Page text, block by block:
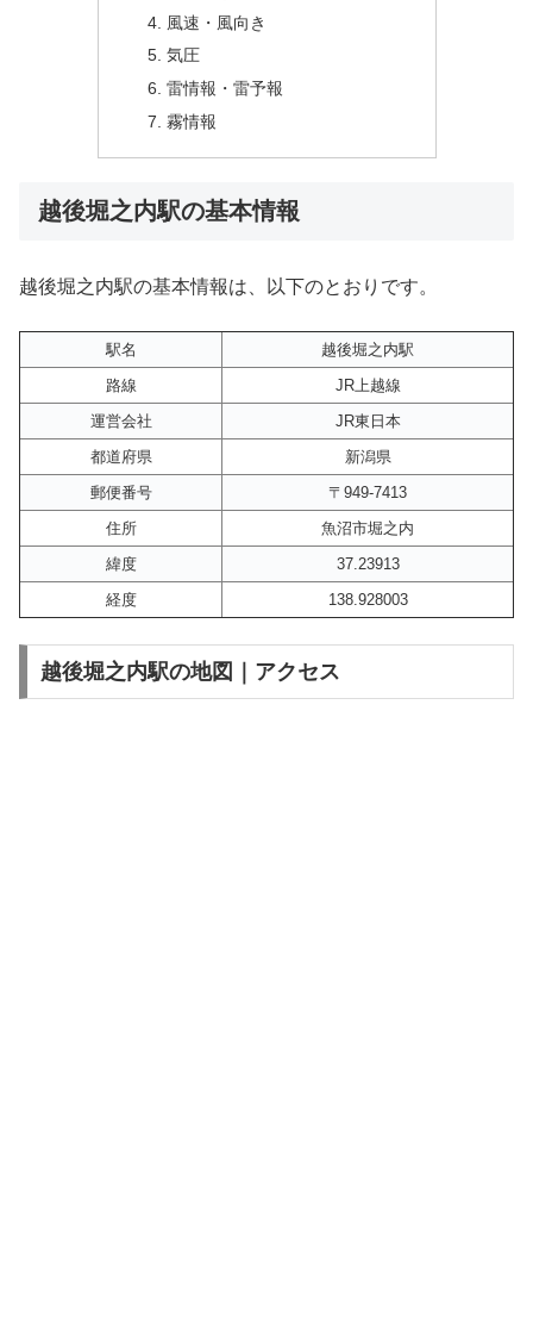
風速・風向き
気圧
雷情報・雷予報
霧情報
越後堀之内駅の基本情報
越後堀之内駅の基本情報は、以下のとおりです。
駅名
越後堀之内駅
路線
JR上越線
運営会社
JR東日本
都道府県
新潟県
郵便番号
〒949-7413
住所
魚沼市堀之内
緯度
37.23913
経度
138.928003
越後堀之内駅の地図｜アクセス